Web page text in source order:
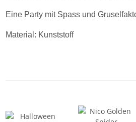
Eine Party mit Spass und
Material: Kunststoff